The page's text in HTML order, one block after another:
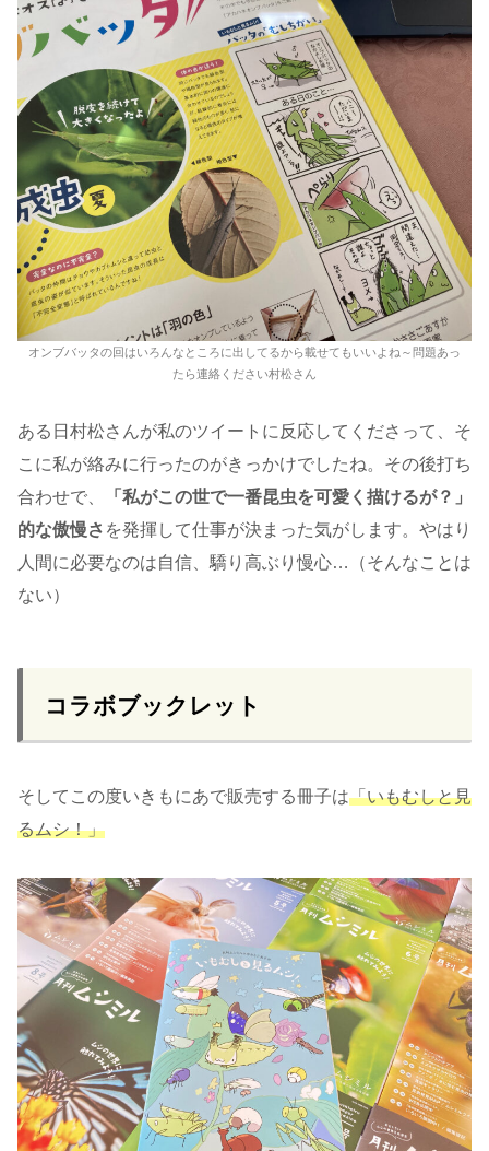
オンブバッタの回はいろんなところに出してるから載せてもいいよね～問題あっ
たら連絡ください村松さん
ある日村松さんが私のツイートに反応してくださって、そ
こに私が絡みに行ったのがきっかけでしたね。その後打ち
合わせで、
「私がこの世で一番昆虫を可愛く描けるが？」
的な傲慢さ を発揮して仕事が決まった気がします。やはり
人間に必要なのは自信、驕り高ぶり慢心…（そんなことは
ない）
コラボブックレット
そしてこの度いきもにあで販売する冊子は「いもむしと見
るムシ！」